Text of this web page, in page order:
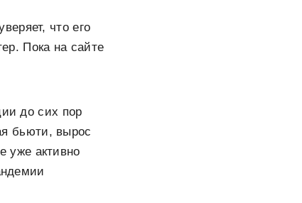
что его
Пока на сайте
до сих пор
бьюти, вырос
уже активно